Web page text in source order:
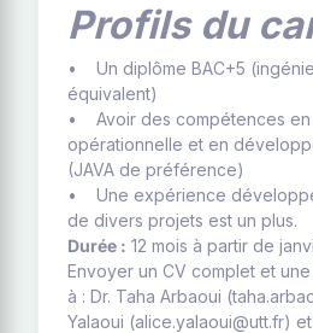
Profils du
• Un diplôme BAC+5
équivalent)
• Avoir des compétences
opérationnelle et en
(JAVA de préférence)
• Une expérience
de divers projets est un plus.
Durée : 12 mois à partir de
Envoyer un CV complet et
à : Dr. Taha Arbaoui
Yalaoui (alice.yalaoui@utt.fr)